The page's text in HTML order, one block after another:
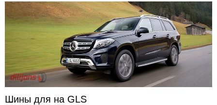
Шины для на GLS